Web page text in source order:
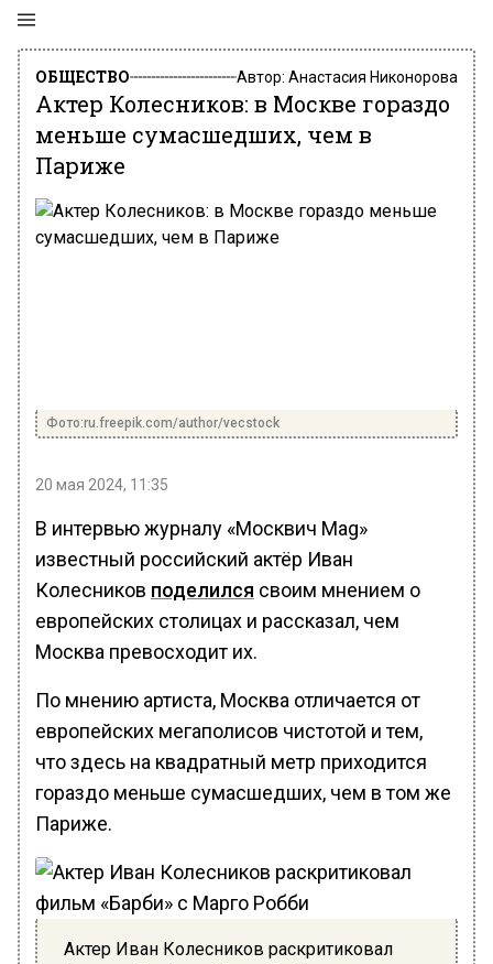
ОБЩЕСТВО Автор: Анастасия Никонорова
Актер Колесников: в Москве гораздо
меньше сумасшедших, чем в
Париже
Фото:ru.freepik.com/author/vecstock
20 мая 2024, 11:35
В интервью журналу «Москвич Mag»
известный российский актёр Иван
Колесников поделился своим мнением о
европейских столицах и рассказал, чем
Москва превосходит их.
По мнению артиста, Москва отличается от
европейских мегаполисов чистотой и тем,
что здесь на квадратный метр приходится
гораздо меньше сумасшедших, чем в том же
Париже.
Актер Иван Колесников раскритиковал